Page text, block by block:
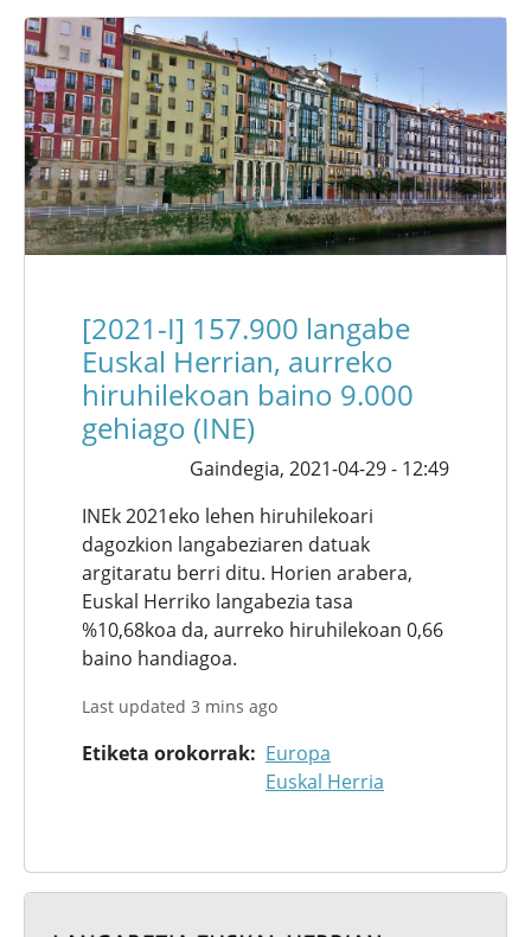
[2021-I] 157.900 langabe
Euskal Herrian, aurreko
hiruhilekoan baino 9.000
gehiago (INE)
Gaindegia, 2021-04-29 - 12:49
INEk 2021eko lehen hiruhilekoari
dagozkion langabeziaren datuak
argitaratu berri ditu. Horien arabera,
Euskal Herriko langabezia tasa
%10,68koa da, aurreko hiruhilekoan 0,66
baino handiagoa.
Last updated 3 mins ago
Etiketa orokorrak
Europa
Euskal Herria